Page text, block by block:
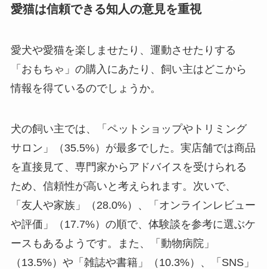
愛猫は信頼できる知人の意見を重視
愛犬や愛猫を楽しませたり、運動させたりする
「おもちゃ」の購入にあたり、飼い主はどこから
情報を得ているのでしょうか。
犬の飼い主では、「ペットショップやトリミング
サロン」（35.5%）が最多でした。実店舗では商品
を直接見て、専門家からアドバイスを受けられる
ため、信頼性が高いと考えられます。次いで、
「友人や家族」（28.0%）、「オンラインレビュー
や評価」（17.7%）の順で、体験談を参考に選ぶケ
ースもあるようです。また、「動物病院」
（13.5%）や「雑誌や書籍」（10.3%）、「SNS」